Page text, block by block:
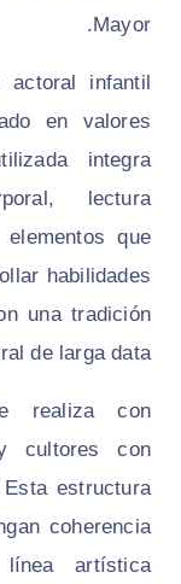
Mayor.
actoral infantil
en valores
integra
lectura
que
habilidades
una tradición
de larga data.
realiza con
cultores con
estructura
coherencia
artística